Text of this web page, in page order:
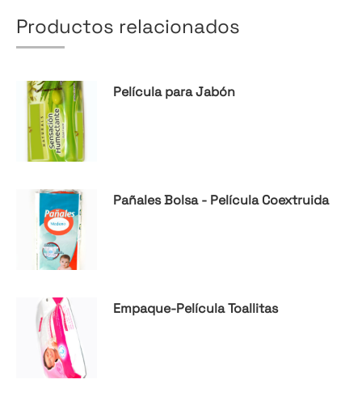
Productos relacionados
Película para Jabón
Pañales Bolsa - Película Coextruida
Empaque-Película Toallitas